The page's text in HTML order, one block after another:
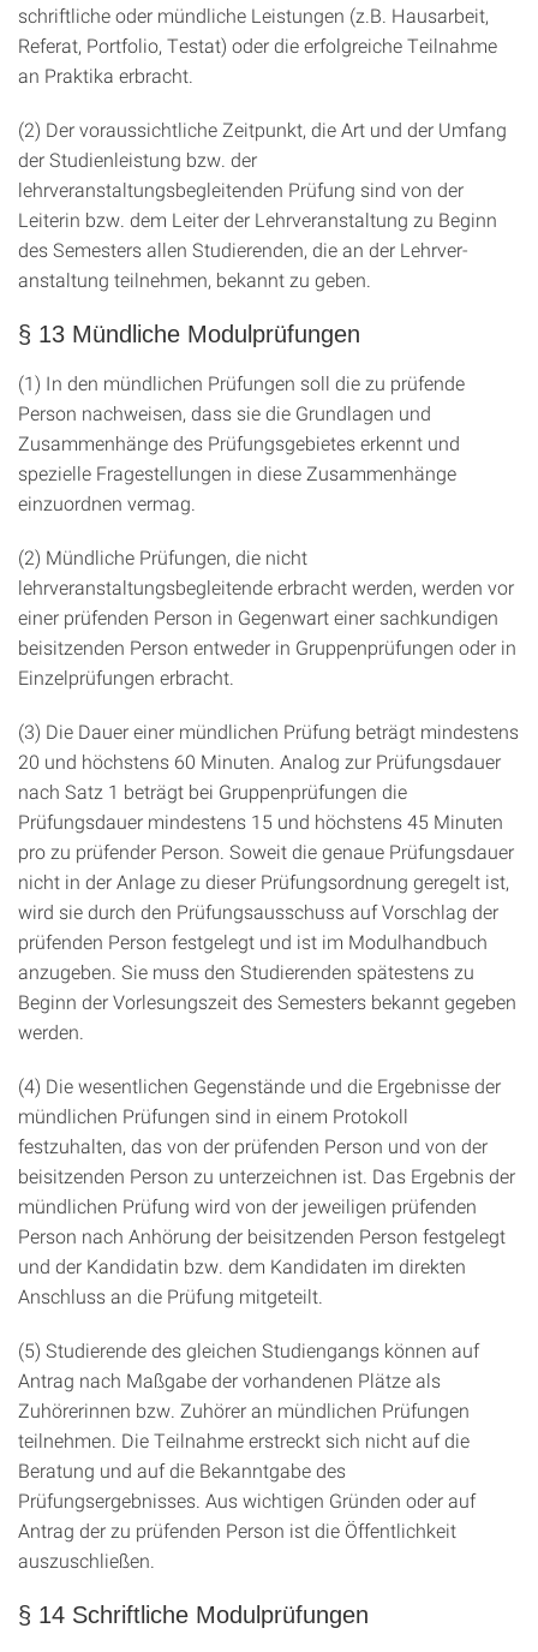
schriftliche oder mündliche Leistungen (z.B. Hausarbeit,
Referat, Portfolio, Testat) oder die erfolgreiche Teilnahme
an Praktika erbracht.
(2) Der voraussichtliche Zeitpunkt, die Art und der Umfang
der Studienleistung bzw. der
lehrveranstaltungsbegleitenden Prüfung sind von der
Leiterin bzw. dem Leiter der Lehrveranstaltung zu Beginn
des Semesters allen Studierenden, die an der Lehrver-
anstaltung teilnehmen, bekannt zu geben.
§ 13 Mündliche Modulprüfungen
(1) In den mündlichen Prüfungen soll die zu prüfende
Person nachweisen, dass sie die Grundlagen und
Zusammenhänge des Prüfungsgebietes erkennt und
spezielle Fragestellungen in diese Zusammenhänge
einzuordnen vermag.
(2) Mündliche Prüfungen, die nicht
lehrveranstaltungsbegleitende erbracht werden, werden vor
einer prüfenden Person in Gegenwart einer sachkundigen
beisitzenden Person entweder in Gruppenprüfungen oder in
Einzelprüfungen erbracht.
(3) Die Dauer einer mündlichen Prüfung beträgt mindestens
20 und höchstens 60 Minuten. Analog zur Prüfungsdauer
nach Satz 1 beträgt bei Gruppenprüfungen die
Prüfungsdauer mindestens 15 und höchstens 45 Minuten
pro zu prüfender Person. Soweit die genaue Prüfungsdauer
nicht in der Anlage zu dieser Prüfungsordnung geregelt ist,
wird sie durch den Prüfungsausschuss auf Vorschlag der
prüfenden Person festgelegt und ist im Modulhandbuch
anzugeben. Sie muss den Studierenden spätestens zu
Beginn der Vorlesungszeit des Semesters bekannt gegeben
werden.
(4) Die wesentlichen Gegenstände und die Ergebnisse der
mündlichen Prüfungen sind in einem Protokoll
festzuhalten, das von der prüfenden Person und von der
beisitzenden Person zu unterzeichnen ist. Das Ergebnis der
mündlichen Prüfung wird von der jeweiligen prüfenden
Person nach Anhörung der beisitzenden Person festgelegt
und der Kandidatin bzw. dem Kandidaten im direkten
Anschluss an die Prüfung mitgeteilt.
(5) Studierende des gleichen Studiengangs können auf
Antrag nach Maßgabe der vorhandenen Plätze als
Zuhörerinnen bzw. Zuhörer an mündlichen Prüfungen
teilnehmen. Die Teilnahme erstreckt sich nicht auf die
Beratung und auf die Bekanntgabe des
Prüfungsergebnisses. Aus wichtigen Gründen oder auf
Antrag der zu prüfenden Person ist die Öffentlichkeit
auszuschließen.
§ 14 Schriftliche Modulprüfungen